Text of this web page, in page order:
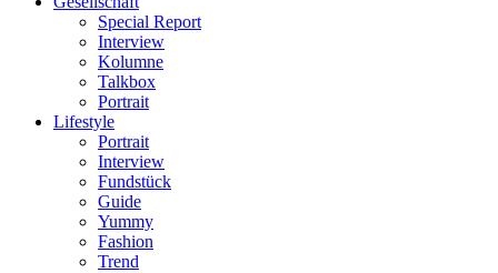
Special Report
Interview
Kolumne
Talkbox
Portrait
Lifestyle
Portrait
Interview
Fundstück
Guide
Yummy
Fashion
Trend